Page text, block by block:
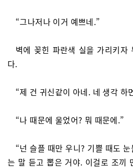
“그나저나 이거 예쁘네.”
벽에 꽂힌 파란색 실을 가리키자
다.
“제 건 귀신같이 아네. 네 생각 하
“나 때문에 울었어? 뭐 때문에.”
“넌 슬플 때만 우니? 기쁠 때도
는 말 듣고 뽑은 거야. 이걸로 조끼